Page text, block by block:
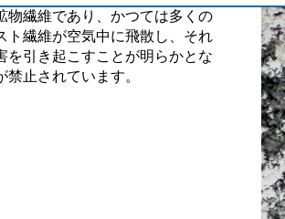
物繊維であり、かつては多くの
繊維が空気中に飛散し、それ
を引き起こすことが明らかとな
止されています。